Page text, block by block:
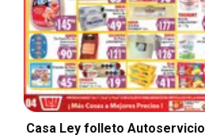
Casa Ley folleto Autoservicio